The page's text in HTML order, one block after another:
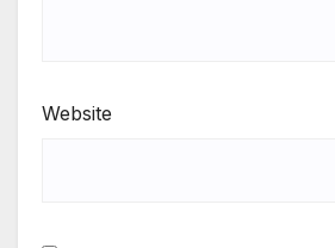
Website